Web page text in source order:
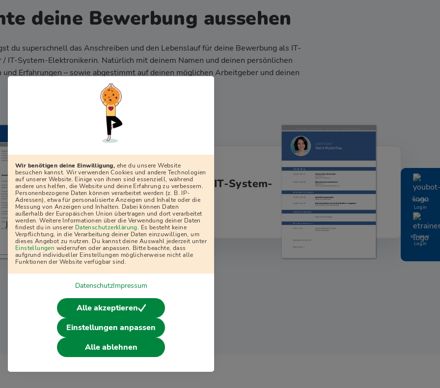
YouBot
Login
eTrainer
Login
deine Bewerbung aussehen
du superschnell das Anschreiben und den Lebenslauf für deine Bewerbung als IT-
IT-System-Elektronikerin. Natürlich mit deinem Namen und deinen persönlichen
Erfahrungen – sowie abgestimmt auf deinen möglichen Arbeitgeber und deinen
eigenen Style!
Dein Lebenslauf: IT-System-
Elektroniker/in
PDF herunterladen
Überzeuge dich selbst vom YouBot
j
Wir benötigen deine Einwilligung, ehe du unsere Website
besuchen kannst. Wir verwenden Cookies und andere Technologien
auf unserer Website. Einige von ihnen sind essenziell, während
andere uns helfen, die Website und deine Erfahrung zu verbessern.
Personenbezogene Daten können verarbeitet werden (z. B. IP-
Adressen), etwa für personalisierte Anzeigen und Inhalte oder die
Messung von Anzeigen und Inhalten. Dabei können Daten
außerhalb der Europäischen Union übertragen und dort verarbeitet
werden. Weitere Informationen über die Verwendung deiner Daten
findest du in unserer Datenschutzerklärung. Es besteht keine
Verpflichtung, in die Verarbeitung deiner Daten einzuwilligen, um
dieses Angebot zu nutzen. Du kannst deine Auswahl jederzeit unter
Einstellungen widerrufen oder anpassen. Bitte beachte, dass
aufgrund individueller Einstellungen möglicherweise nicht alle
Funktionen der Website verfügbar sind.
DatenschutzImpressum
Alle akzeptieren
Einstellungen anpassen
Alle ablehnen